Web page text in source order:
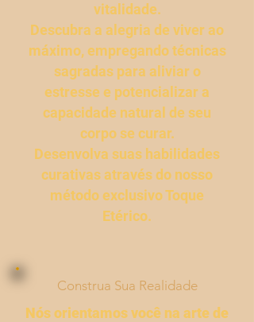
vitalidade.
Descubra a alegria de viver ao
máximo, empregando técnicas
sagradas para aliviar o
estresse e potencializar a
capacidade natural de seu
corpo se curar.
Desenvolva suas habilidades
curativas através do nosso
método exclusivo Toque
Etérico.
Construa Sua Realidade
Nós orientamos você na arte de